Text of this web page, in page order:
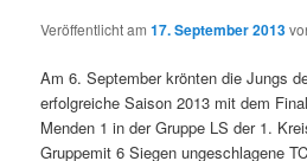
Veröffentlicht am17. September 2013
Am 6. September krönten die Jungs
erfolgreiche Saison 2013 mit dem
Menden 1 in der Gruppe LS der 1.
Gruppemit 6 Siegen ungeschlagene